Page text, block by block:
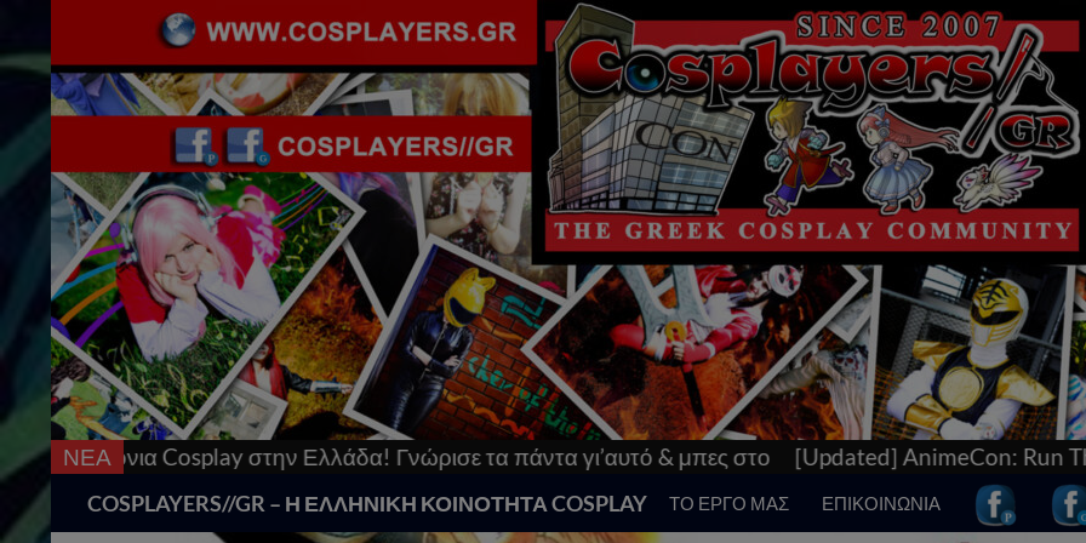
ΝΕΑ
στην Ελλάδα! Γνώρισε τα πάντα γι’αυτό & μπες στο [Updated] AnimeCon: Run Thessaloniki V! Tο
COSPLAYERS//GR – Η ΕΛΛΗΝΙΚΗ ΚΟΙΝΟΤΗΤΑ COSPLAY ΤΟ ΕΡΓΟ ΜΑΣ ΕΠΙΚΟΙΝΩΝΙΑ